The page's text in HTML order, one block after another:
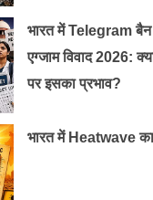
ठीक होने में लगभग 5-6
का उपचार जल्दी ही
की मृत्यु हो सकती है।
जोस्टर वायरस के
बात करें तो इस बीमारी
शरीर में पड़े छालों
आना।
भारत में Telegram
एग्जाम विवाद 2026:
पर इसका प्रभाव?
भारत में Heatwave